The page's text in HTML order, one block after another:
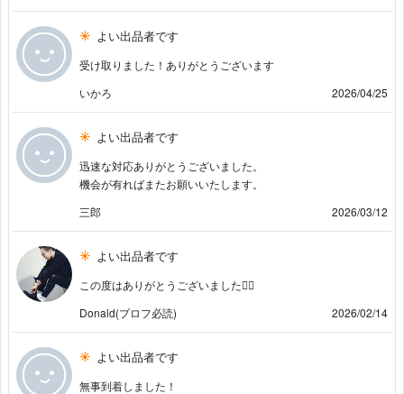
よい出品者です
受け取りました！ありがとうございます
いかろ
2026/04/25
よい出品者です
迅速な対応ありがとうございました。
機会が有ればまたお願いいたします。
三郎
2026/03/12
よい出品者です
この度はありがとうございました🙇‍♂️
Donald(プロフ必読)
2026/02/14
よい出品者です
無事到着しました！